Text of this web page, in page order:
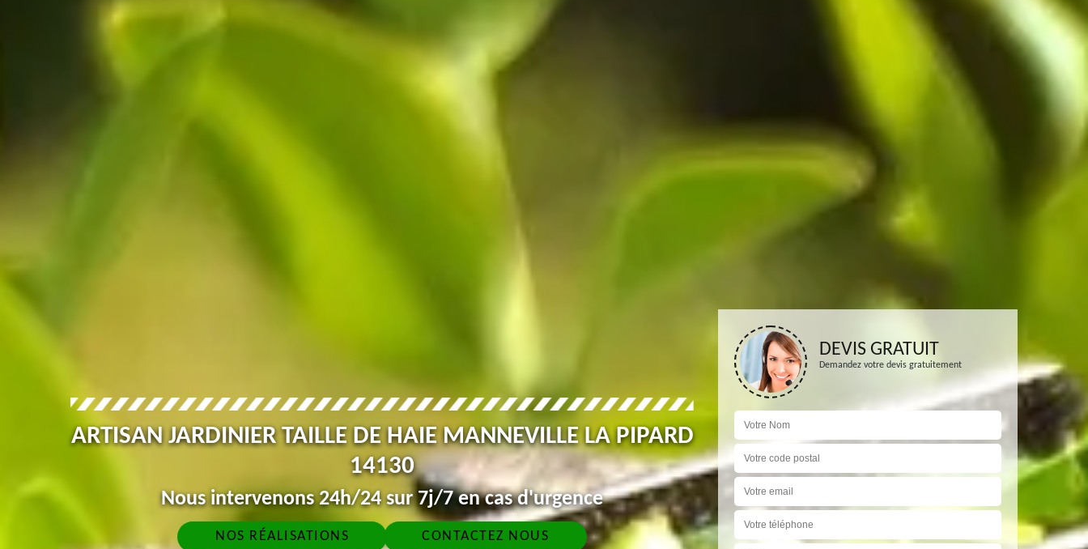
ARTISAN JARDINIER TAILLE DE HAIE MANNEVILLE LA PIPARD
14130
Nous intervenons 24h/24 sur 7j/7 en cas d'urgence
NOS RÉALISATIONS CONTACTEZ NOUS
DEVIS GRATUIT
Demandez votre devis gratuitement